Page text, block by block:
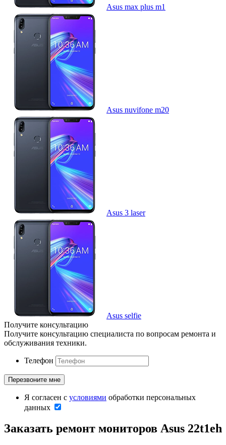
Asus max plus m1
Asus nuvifone m20
Asus 3 laser
Asus selfie
Получите консультацию
Получите консультацию специалиста по вопросам ремонта и
обслуживания техники.
Телефон
Я согласен с условиями обработки персональных
данных
Заказать ремонт мониторов Asus 22t1eh